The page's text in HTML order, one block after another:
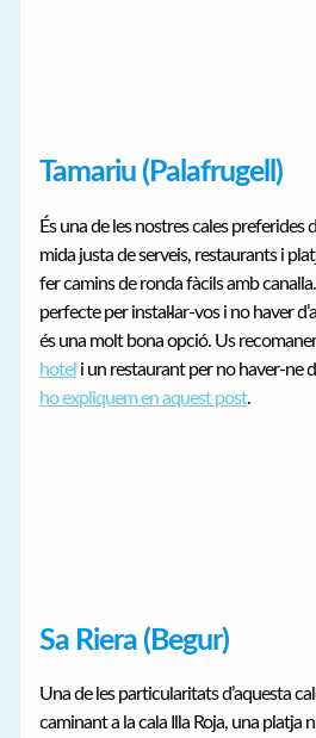
Tamariu (Palafrugell)
És una de les nostres cales preferides
mida justa de serveis, restaurants i
fer camins de ronda fàcils amb
perfecte per instal·lar-vos i no haver
és una molt bona opció. Us
hotel i un restaurant per no haver-ne
ho expliquem en aquest post.
Sa Riera (Begur)
Una de les particularitats d’aquesta
caminant a la cala Illa Roja, una platja